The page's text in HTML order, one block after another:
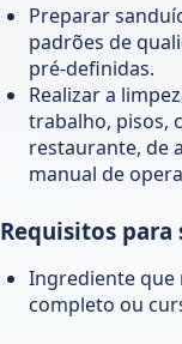
Preparar
padrões de
pré-definidas.
Realizar a
trabalho, pisos,
restaurante, de
manual de
Requisitos para
Ingrediente que
completo ou